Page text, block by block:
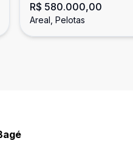
localização no areal
R$ 580.000,00
Areal, Pelotas